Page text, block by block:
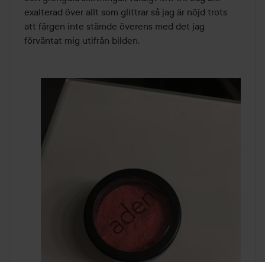
exalterad över allt som glittrar så jag är nöjd trots
att färgen inte stämde överens med det jag
förväntat mig utifrån bilden.